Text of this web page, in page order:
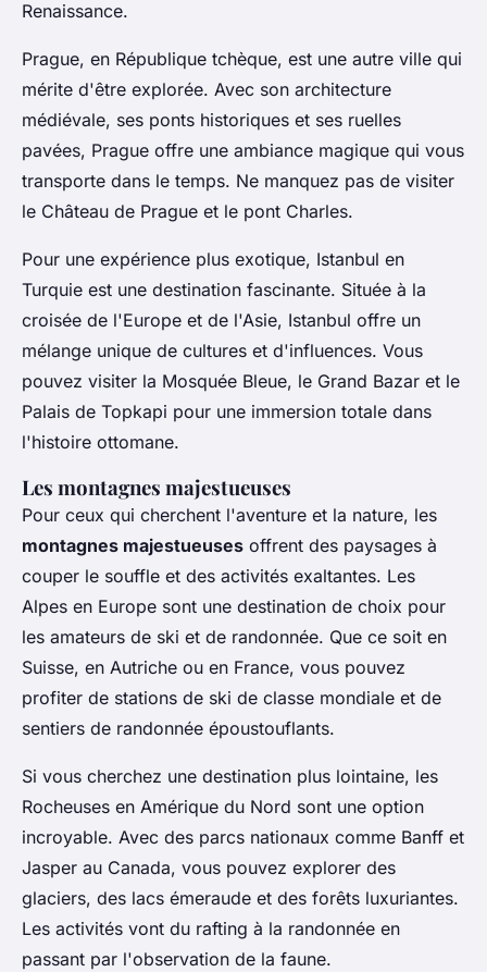
Renaissance.
Prague, en République tchèque, est une autre ville qui
mérite d'être explorée. Avec son architecture
médiévale, ses ponts historiques et ses ruelles
pavées, Prague offre une ambiance magique qui vous
transporte dans le temps. Ne manquez pas de visiter
le Château de Prague et le pont Charles.
Pour une expérience plus exotique, Istanbul en
Turquie est une destination fascinante. Située à la
croisée de l'Europe et de l'Asie, Istanbul offre un
mélange unique de cultures et d'influences. Vous
pouvez visiter la Mosquée Bleue, le Grand Bazar et le
Palais de Topkapi pour une immersion totale dans
l'histoire ottomane.
Les montagnes majestueuses
Pour ceux qui cherchent l'aventure et la nature, les
montagnes majestueuses offrent des paysages à
couper le souffle et des activités exaltantes. Les
Alpes en Europe sont une destination de choix pour
les amateurs de ski et de randonnée. Que ce soit en
Suisse, en Autriche ou en France, vous pouvez
profiter de stations de ski de classe mondiale et de
sentiers de randonnée époustouflants.
Si vous cherchez une destination plus lointaine, les
Rocheuses en Amérique du Nord sont une option
incroyable. Avec des parcs nationaux comme Banff et
Jasper au Canada, vous pouvez explorer des
glaciers, des lacs émeraude et des forêts luxuriantes.
Les activités vont du rafting à la randonnée en
passant par l'observation de la faune.